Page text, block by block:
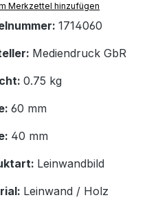
Merkzettel hinzufügen
1714060
Mediendruck GbR
0.75 kg
60 mm
40 mm
Leinwandbild
Leinwand / Holz